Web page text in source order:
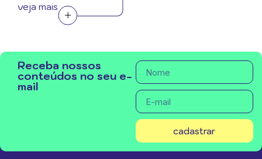
veja mais
Receba nossos
conteúdos no seu e-
mail
cadastrar